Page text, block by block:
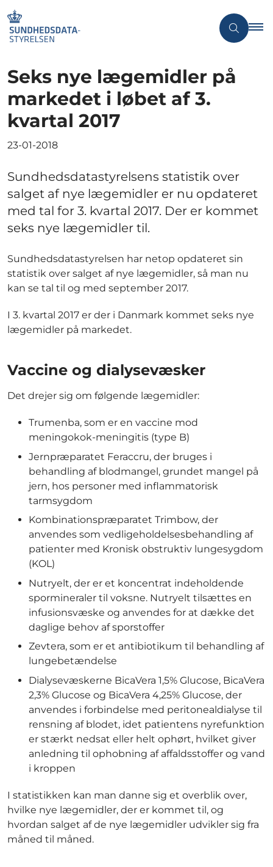
Seks nye lægemidler på
markedet i løbet af 3.
kvartal 2017
23-01-2018
Sundhedsdatastyrelsens statistik over
salget af nye lægemidler er nu opdateret
med tal for 3. kvartal 2017. Der er kommet
seks nye lægemidler til.
Sundhedsdatastyrelsen har netop opdateret sin
statistik over salget af nye lægemidler, så man nu
kan se tal til og med september 2017.
I 3. kvartal 2017 er der i Danmark kommet seks nye
lægemidler på markedet.
Vaccine og dialysevæsker
Det drejer sig om følgende lægemidler:
Trumenba, som er en vaccine mod
meningokok-meningitis (type B)
Jernpræparatet Feraccru, der bruges i
behandling af blodmangel, grundet mangel på
jern, hos personer med inflammatorisk
tarmsygdom
Kombinationspræparatet Trimbow, der
anvendes som vedligeholdelsesbehandling af
patienter med Kronisk obstruktiv lungesygdom
(KOL)
Nutryelt, der er et koncentrat indeholdende
spormineraler til voksne. Nutryelt tilsættes en
infusionsvæske og anvendes for at dække det
daglige behov af sporstoffer
Zevtera, som er et antibiotikum til behandling af
lungebetændelse
Dialysevæskerne BicaVera 1,5% Glucose, BicaVera
2,3% Glucose og BicaVera 4,25% Glucose, der
anvendes i forbindelse med peritonealdialyse til
rensning af blodet, idet patientens nyrefunktion
er stærkt nedsat eller helt ophørt, hvilket giver
anledning til ophobning af affaldsstoffer og vand
i kroppen
I statistikken kan man danne sig et overblik over,
hvilke nye lægemidler, der er kommet til, og
hvordan salget af de nye lægemidler udvikler sig fra
måned til måned.